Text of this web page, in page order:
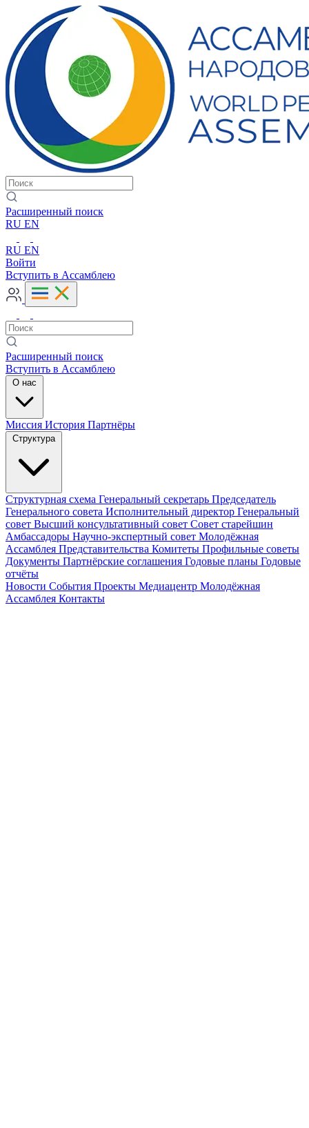
Расширенный поиск
RU EN
RU EN
Войти
Вступить в Ассамблею
Расширенный поиск
Вступить в Ассамблею
О нас
Миссия История Партнёры
Структура
Структурная схема Генеральный секретарь Председатель
Генерального совета Исполнительный директор Генеральный
совет Высший консультативный совет Совет старейшин
Амбассадоры Научно-экспертный совет Молодёжная
Ассамблея Представительства Комитеты Профильные советы
Документы Партнёрские соглашения Годовые планы Годовые
отчёты
Новости События Проекты Медиацентр Молодёжная
Ассамблея Контакты